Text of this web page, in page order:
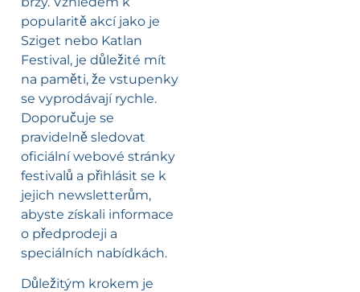
popularitě akcí jako je
Sziget nebo Katlan
Festival, je důležité mít
na paměti, že vstupenky
se vyprodávají rychle.
Doporučuje se
pravidelně sledovat
oficiální webové stránky
festivalů a přihlásit se k
jejich newsletterům,
abyste získali informace
o předprodeji a
speciálních nabídkách.
Důležitým krokem je